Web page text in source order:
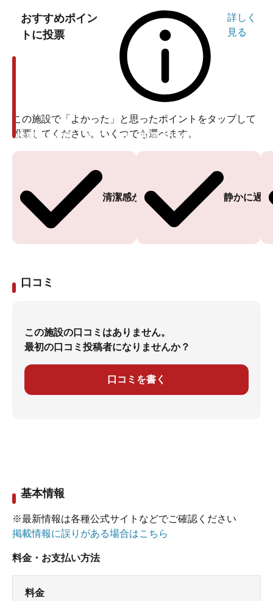
おすすめポイン
トに投票
詳しく
見る
この施設で「よかった」と思ったポイントをタップして
投票してください。いくつでも選べます。
清潔感がある
投票ありがとうございます
静かに過
投票ありがとうございます
口コミ
この施設の口コミはありません。
最初の口コミ投稿者になりませんか？
口コミを書く
基本情報
※最新情報は各種公式サイトなどでご確認ください
掲載情報に誤りがある場合はこちら
料金・お支払い方法
料金